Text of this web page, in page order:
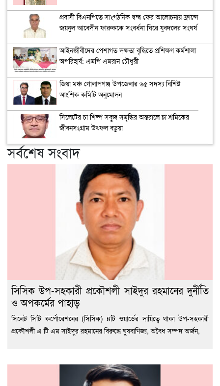
প্রবাসী বিএনপিতে সাংগঠনিক দ্বন্দ্ব ফের আলোচনায় ফ্রান্সে
জয়নুল আবেদীন ফারুককে সংবর্ধনা ঘিরে যুবদলের সংঘর্ষ
আইনজীবীদের পেশাগত দক্ষতা বৃদ্ধিতে প্রশিক্ষণ কর্মশালা
অপরিহার্য: এমপি এমরান চৌধুরী
জিয়া মঞ্চ গোলাপগঞ্জ উপজেলার ৬৫ সদস্য বিশিষ্ট
আংশিক কমিটি অনুমোদন
সিলেটের চা শিল্প সবুজ সমৃদ্ধির অন্তরালে চা শ্রমিকের
জীবনসংগ্রাম উৎফল বড়ুয়া
সর্বশেষ সংবাদ
সিসিক উপ-সহকারী প্রকৌশলী সাইদুর রহমানের দুর্নীতি
ও অপকর্মের পাহাড়
সিলেট সিটি কর্পোরেশনের (সিসিক) ৪টি ওয়ার্ডের দায়িত্বে থাকা উপ-সহকারী
প্রকৌশলী এ টি এম সাইদুর রহমানের বিরুদ্ধে ঘুষবাণিজ্য, অবৈধ সম্পদ অর্জন,